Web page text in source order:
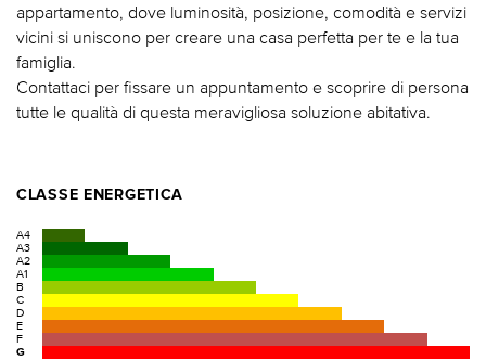
appartamento, dove luminosità, posizione, comodità e servizi
vicini si uniscono per creare una casa perfetta per te e la tua
famiglia.
Contattaci per fissare un appuntamento e scoprire di persona
tutte le qualità di questa meravigliosa soluzione abitativa.
CLASSE ENERGETICA
A4
A3
A2
A1
B
C
D
E
F
G